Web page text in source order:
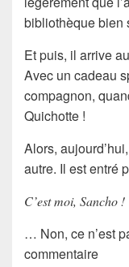
bibliothèque bien
Et puis, il arrive
Avec un cadeau
compagnon,
Quichotte !
Alors,
autre. Il est entré
C’est moi, Sancho !
… Non, ce n’est
commentaire